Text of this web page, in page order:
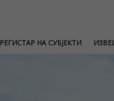
РЕГИСТАР НА СУБЈЕКТИ